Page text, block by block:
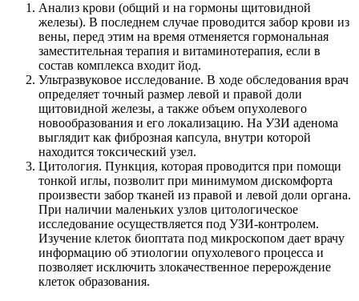
Анализ крови (общий и на гормоны щитовидной
железы). В последнем случае проводится забор крови из
вены, перед этим на время отменяется гормональная
заместительная терапия и витаминотерапия, если в
состав комплекса входит йод.
Ультразвуковое исследование. В ходе обследования врач
определяет точный размер левой и правой доли
щитовидной железы, а также объем опухолевого
новообразования и его локализацию. На УЗИ аденома
выглядит как фиброзная капсула, внутри которой
находится токсический узел.
Цитология. Пункция, которая проводится при помощи
тонкой иглы, позволит при минимумом дискомфорта
произвести забор тканей из правой и левой доли органа.
При наличии маленьких узлов цитологическое
исследование осуществляется под УЗИ-контролем.
Изучение клеток биоптата под микроскопом дает врачу
информацию об этиологии опухолевого процесса и
позволяет исключить злокачественное перерождение
клеток образования.